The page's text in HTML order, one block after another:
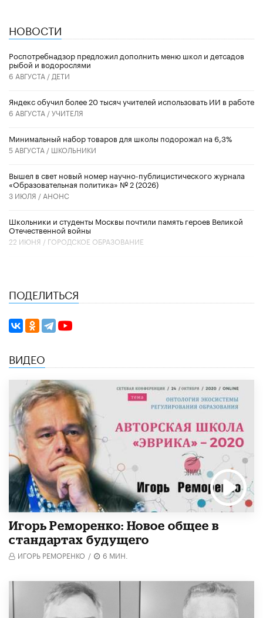
НОВОСТИ
Роспотребнадзор предложил дополнить меню школ и детсадов
рыбой и водорослями
6 АВГУСТА / ДЕТИ
​Яндекс обучил более 20 тысяч учителей использовать ИИ в работе
6 АВГУСТА /УЧИТЕЛЯ
Минимальный набор товаров для школы подорожал на 6,3%
5 АВГУСТА / ШКОЛЬНИКИ
Вышел в свет новый номер научно-публицистического журнала
«Образовательная политика» № 2 (2026)
3 ИЮЛЯ / АНОНС
Школьники и студенты Москвы почтили память героев Великой
Отечественной войны
22 ИЮНЯ / ГОРОДСКОЕ ОБРАЗОВАНИЕ
ПОДЕЛИТЬСЯ
ВИДЕО
Игорь Реморенко: Новое общее в
стандартах будущего
ИГОРЬ РЕМОРЕНКО / 6 МИН.